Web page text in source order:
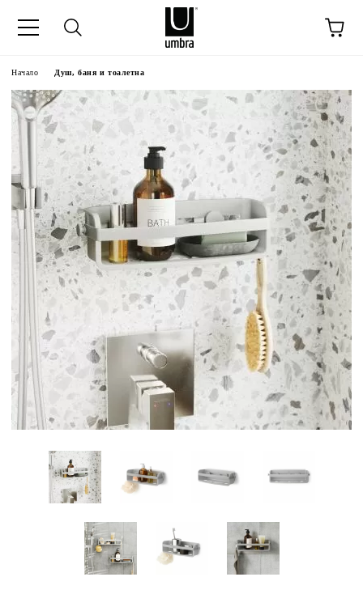
Начало Душ, баня и тоалетна